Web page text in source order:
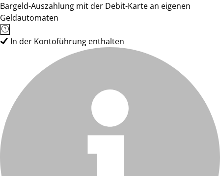
Bargeld-Auszahlung mit der Debit-Karte an eigenen
Geldautomaten
In der Kontoführung enthalten